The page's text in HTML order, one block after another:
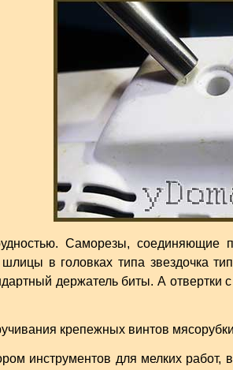
Саморезы, соединяющие
в головках типа звездочка
держатель биты. А отвертки
инструментов для мелких